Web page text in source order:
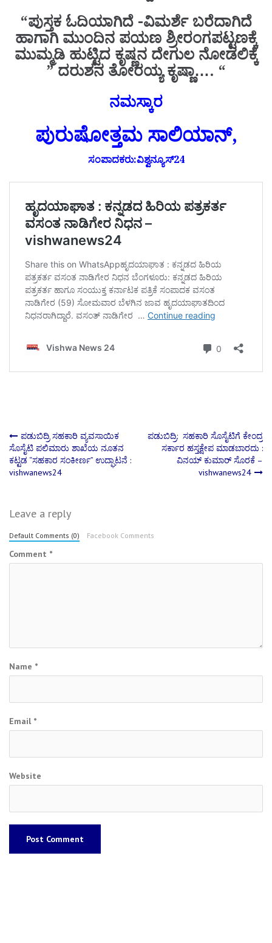
“ಪುಸ್ತಕ ಓದಿಯಾಗಿದೆ -ವಿಮರ್ಶೆ ಬರೆದಾಗಿದೆ
ಹಾಗಾಗಿ ಮುಂದಿನ ಪಯಣ ಶ್ರೀರಂಗಪಟ್ಟಣಕ್ಕೆ
ಮುಮ್ಮಡಿ ಹುಟ್ಟಿದ ಕೃಷ್ಣನ ದೇಗುಲ ನೋಡಲಿಕ್ಕೆ
” ದರುಶನ ತೋರಯ್ಯ ಕೃಷ್ಣಾ…. “
ನಮಸ್ಕಾರ
ಪುರುಷೋತ್ತಮ ಸಾಲಿಯಾನ್,
ಸಂಪಾದಕರು:ವಿಶ್ವನ್ಯೂಸ್24
Post
navigation
ಪಡುಬಿದ್ರಿ ಸಹಕಾರಿ ವ್ಯವಸಾಯಿಕ
ಸೊಸೈಟಿ ಪಲಿಮಾರು ಶಾಖೆಯ ನೂತನ
ಕಟ್ಟಡ “ಸಹಕಾರ ಸಂಕೀರ್ಣ” ಉದ್ಘಾಟನೆ :
vishwanews24
ಪಡುಬಿದ್ರಿ: ಸಹಕಾರಿ ಸೊಸೈಟಿಗೆ ಕೇಂದ್ರ
ಸರ್ಕಾರ ಹಸ್ತಕ್ಷೇಪ ಮಾಡಬಾರದು :
ವಿನಯ್ ಕುಮಾರ್ ಸೊರಕೆ –
vishwanews24
Leave a reply
Default Comments (0) Facebook Comments
Comment *
Name *
Email *
Website